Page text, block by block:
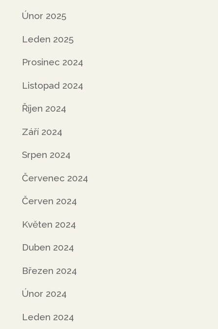
Únor 2025
Leden 2025
Prosinec 2024
Listopad 2024
Říjen 2024
Září 2024
Srpen 2024
Červenec 2024
Červen 2024
Květen 2024
Duben 2024
Březen 2024
Únor 2024
Leden 2024